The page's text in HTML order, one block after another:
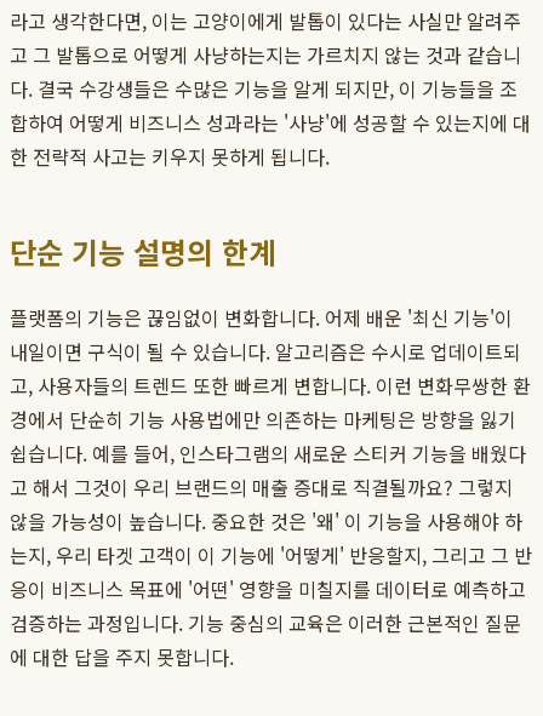
라고 생각한다면, 이는 고양이에게 발톱이 있다는 사실만 알려주
고 그 발톱으로 어떻게 사냥하는지는 가르치지 않는 것과 같습니
다. 결국 수강생들은 수많은 기능을 알게 되지만, 이 기능들을 조
합하여 어떻게 비즈니스 성과라는 '사냥'에 성공할 수 있는지에 대
한 전략적 사고는 키우지 못하게 됩니다.
단순 기능 설명의 한계
플랫폼의 기능은 끊임없이 변화합니다. 어제 배운 '최신 기능'이
내일이면 구식이 될 수 있습니다. 알고리즘은 수시로 업데이트되
고, 사용자들의 트렌드 또한 빠르게 변합니다. 이런 변화무쌍한 환
경에서 단순히 기능 사용법에만 의존하는 마케팅은 방향을 잃기
쉽습니다. 예를 들어, 인스타그램의 새로운 스티커 기능을 배웠다
고 해서 그것이 우리 브랜드의 매출 증대로 직결될까요? 그렇지
않을 가능성이 높습니다. 중요한 것은 '왜' 이 기능을 사용해야 하
는지, 우리 타겟 고객이 이 기능에 '어떻게' 반응할지, 그리고 그 반
응이 비즈니스 목표에 '어떤' 영향을 미칠지를 데이터로 예측하고
검증하는 과정입니다. 기능 중심의 교육은 이러한 근본적인 질문
에 대한 답을 주지 못합니다.